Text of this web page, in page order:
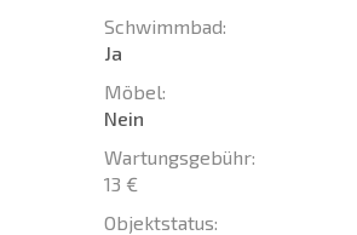
Schwimmbad:
Ja
Möbel:
Nein
Wartungsgebühr:
13 €
Objektstatus: